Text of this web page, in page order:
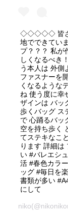
◇◇◇◇◇ 皆さ
地でできてい
プ？？？ 私が
しくなるべき
う本人は 外側
ファスナーを
くなるような
ね 使う度に幸
ザインは バッ
歩くバッグ ス
で 心踊るバッ
空を持ち歩く
てステキなこ
ります 詳細は
い #バレエシ
活 #春色カラ
ッグ #毎日を
書類が多い
にして
niko